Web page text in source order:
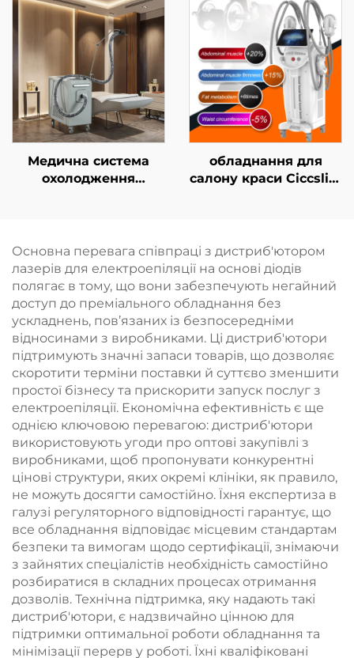
CO₂
технологія
охолодження на 360°,
кріотерапія для
зниження ваги та
косметичних
процедур
Медична система
охолодження
та епідермального
захисту, безперервне
безконтактне
використання в
клініці
обладнання для
салону краси Ciccslim
ручки
Основна перевага співпраці з дистриб'ютором
лазерів для електроепіляції на основі діодів
полягає в тому, що вони забезпечують негайний
доступ до преміального обладнання без
ускладнень, пов’язаних із безпосередніми
відносинами з виробниками. Ці дистриб'ютори
підтримують значні запаси товарів, що дозволяє
скоротити терміни поставки й суттєво зменшити
простої бізнесу та прискорити запуск послуг з
електроепіляції. Економічна ефективність є ще
однією ключовою перевагою: дистриб'ютори
використовують угоди про оптові закупівлі з
виробниками, щоб пропонувати конкурентні
цінові структури, яких окремі клініки, як правило,
не можуть досягти самостійно. Їхня експертиза в
галузі регуляторного відповідності гарантує, що
все обладнання відповідає місцевим стандартам
безпеки та вимогам щодо сертифікації, знімаючи
з зайнятих спеціалістів необхідність самостійно
розбиратися в складних процесах отримання
дозволів. Технічна підтримка, яку надають такі
дистриб'ютори, є надзвичайно цінною для
підтримки оптимальної роботи обладнання та
мінімізації перерв у роботі. Їхні кваліфіковані